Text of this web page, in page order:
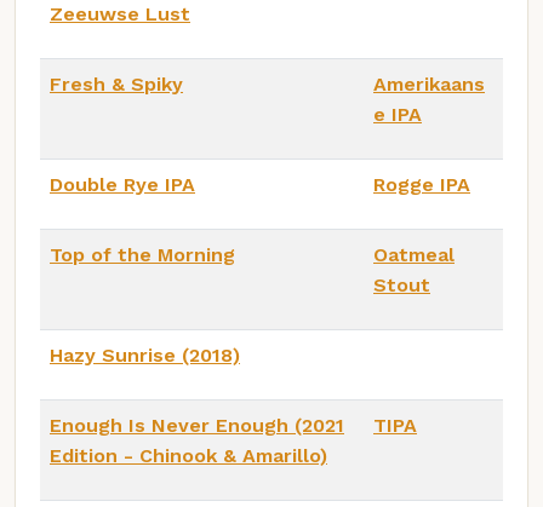
Zeeuwse Lust
Fresh & Spiky
Amerikaans
e IPA
Double Rye IPA Rogge IPA
Top of the Morning
Oatmeal
Stout
Hazy Sunrise (2018)
Enough Is Never Enough (2021
Edition - Chinook & Amarillo)
TIPA